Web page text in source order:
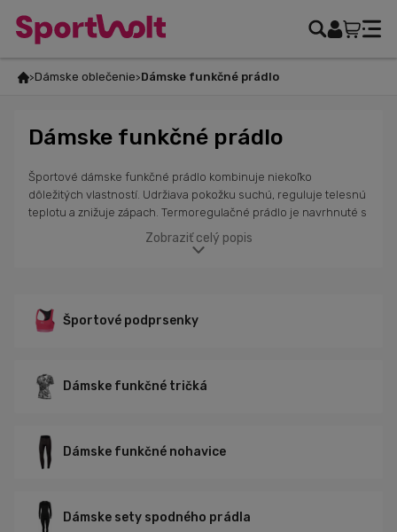
Dámske oblečenie Dámske funkčné prádlo
Dámske funkčné prádlo
Športové dámske funkčné prádlo kombinuje niekoľko
dôležitých vlastností. Udržiava pokožku suchú, reguluje telesnú
teplotu a znižuje zápach. Termoregulačné prádlo je navrhnuté s
ohľadom na fyziologické potreby rôznych častí tela a využíva
antibakteriálnu technológiu, ktorá bráni množeniu baktérií a
tričká s krátkym a dlhým rukávom, nohavice, športové
podprsenky a kompresné ponožky od popredných značiek ako
Zobraziť celý popis
Športové podprsenky
Dámske funkčné tričká
Dámske funkčné nohavice
Dámske sety spodného prádla